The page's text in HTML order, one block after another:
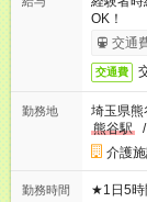
OK！
交通
交通費
勤務地
埼玉県熊
熊谷駅
/
介護
勤務時間 ★1日5時